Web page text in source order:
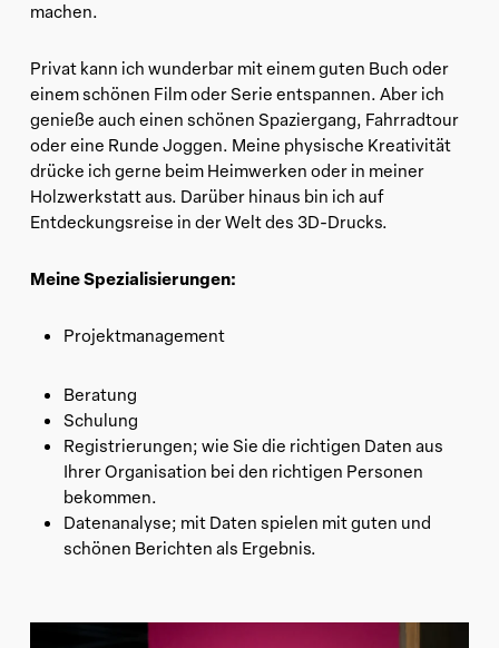
machen.
Privat kann ich wunderbar mit einem guten Buch oder
einem schönen Film oder Serie entspannen. Aber ich
genieße auch einen schönen Spaziergang, Fahrradtour
oder eine Runde Joggen. Meine physische Kreativität
drücke ich gerne beim Heimwerken oder in meiner
Holzwerkstatt aus. Darüber hinaus bin ich auf
Entdeckungsreise in der Welt des 3D-Drucks.
Meine Spezialisierungen:
Projektmanagement
Beratung
Schulung
Registrierungen; wie Sie die richtigen Daten aus
Ihrer Organisation bei den richtigen Personen
bekommen.
Datenanalyse; mit Daten spielen mit guten und
schönen Berichten als Ergebnis.